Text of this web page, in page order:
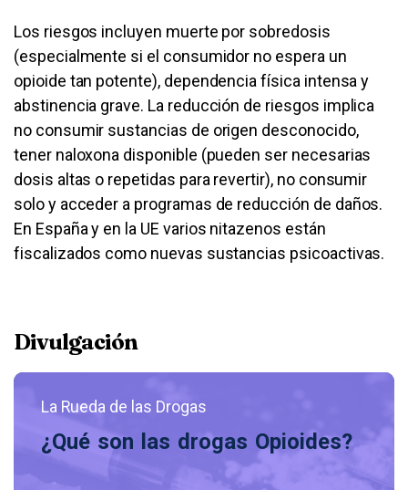
Los riesgos incluyen muerte por sobredosis
(especialmente si el consumidor no espera un
opioide tan potente), dependencia física intensa y
abstinencia grave. La reducción de riesgos implica
no consumir sustancias de origen desconocido,
tener naloxona disponible (pueden ser necesarias
dosis altas o repetidas para revertir), no consumir
solo y acceder a programas de reducción de daños.
En España y en la UE varios nitazenos están
fiscalizados como nuevas sustancias psicoactivas.
Divulgación
La Rueda de las Drogas
¿Qué son las drogas Opioides?